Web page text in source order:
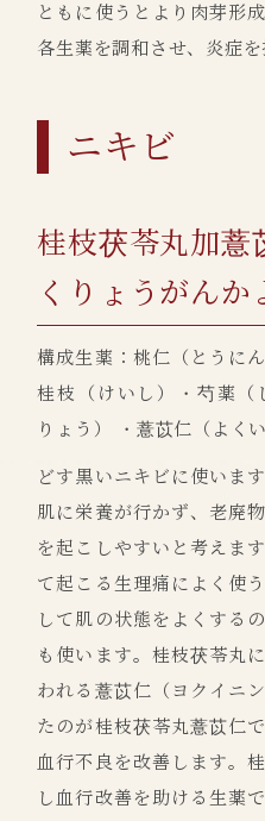
ともに使うとより肉芽形
各生薬を調和させ、炎症を
ニキビ
桂枝茯苓丸加薏
くりょうがんか
構成生薬：桃仁（とうに
桂枝（けいし）・芍薬（
りょう） ・薏苡仁（よくい
どす黒いニキビに使いま
肌に栄養が行かず、老廃
を起こしやすいと考えま
て起こる生理痛によく使
して肌の状態をよくする
も使います。桂枝茯苓丸
われる薏苡仁（ヨクイニ
たのが桂枝茯苓丸薏苡仁
血行不良を改善します。
し血行改善を助ける生薬